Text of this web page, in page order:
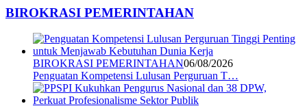
BIROKRASI PEMERINTAHAN
BIROKRASI PEMERINTAHAN06/08/2026
Penguatan Kompetensi Lulusan Perguruan T…